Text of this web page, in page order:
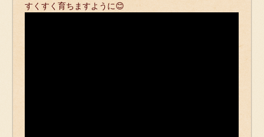
すくすく育ちますように😊